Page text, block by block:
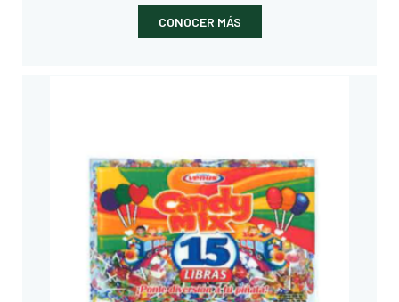
CONOCER MÁS